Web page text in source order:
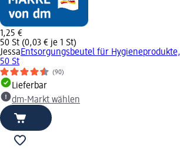
1,25 €
50 St (0,03 € je 1 St)
JessaEntsorgungsbeutel für Hygieneprodukte,
50 St
(90)
Lieferbar
dm-Markt wählen